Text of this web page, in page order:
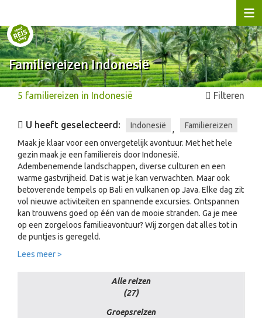
Familiereizen Indonesië
5 familiereizen in Indonesië Filteren
U heeft geselecteerd: Indonesië ,
Familiereizen
Maak je klaar voor een onvergetelijk avontuur. Met het hele
gezin maak je een familiereis door Indonesië.
Adembenemende landschappen, diverse culturen en een
warme gastvrijheid. Dat is wat je kan verwachten. Maar ook
betoverende tempels op Bali en vulkanen op Java. Elke dag zit
vol nieuwe activiteiten en spannende excursies. Ontspannen
kan trouwens goed op één van de mooie stranden. Ga je mee
op een zorgeloos familieavontuur? Wij zorgen dat alles tot in
de puntjes is geregeld.
Lees meer >
Alle reizen
(27)
Groepsreizen